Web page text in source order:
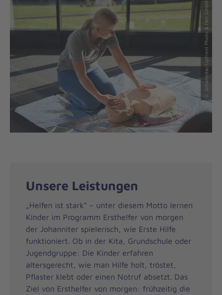
© Johanniter/Upfront Photo & Film GmbH
Unsere Leistungen
„Helfen ist stark“ – unter diesem Motto lernen
Kinder im Programm Ersthelfer von morgen
der Johanniter spielerisch, wie Erste Hilfe
funktioniert. Ob in der Kita, Grundschule oder
Jugendgruppe: Die Kinder erfahren
altersgerecht, wie man Hilfe holt, tröstet,
Pflaster klebt oder einen Notruf absetzt. Das
Ziel von Ersthelfer von morgen: frühzeitig die